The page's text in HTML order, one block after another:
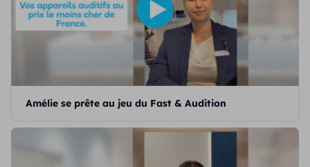
Amélie se prête au jeu du Fast & Audition